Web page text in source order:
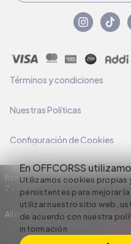
En OFFCORSS
Utilizamos cookies propias
persistentes para mejorar
utilizar nuestro sitio web,
de acuerdo con nuestra
información
Términos y condiciones
Nuestras Políticas
Configuración de Cookies
Razón Social: C.I HERMECO S.A.
7 – 35
All rights reserved empowered by